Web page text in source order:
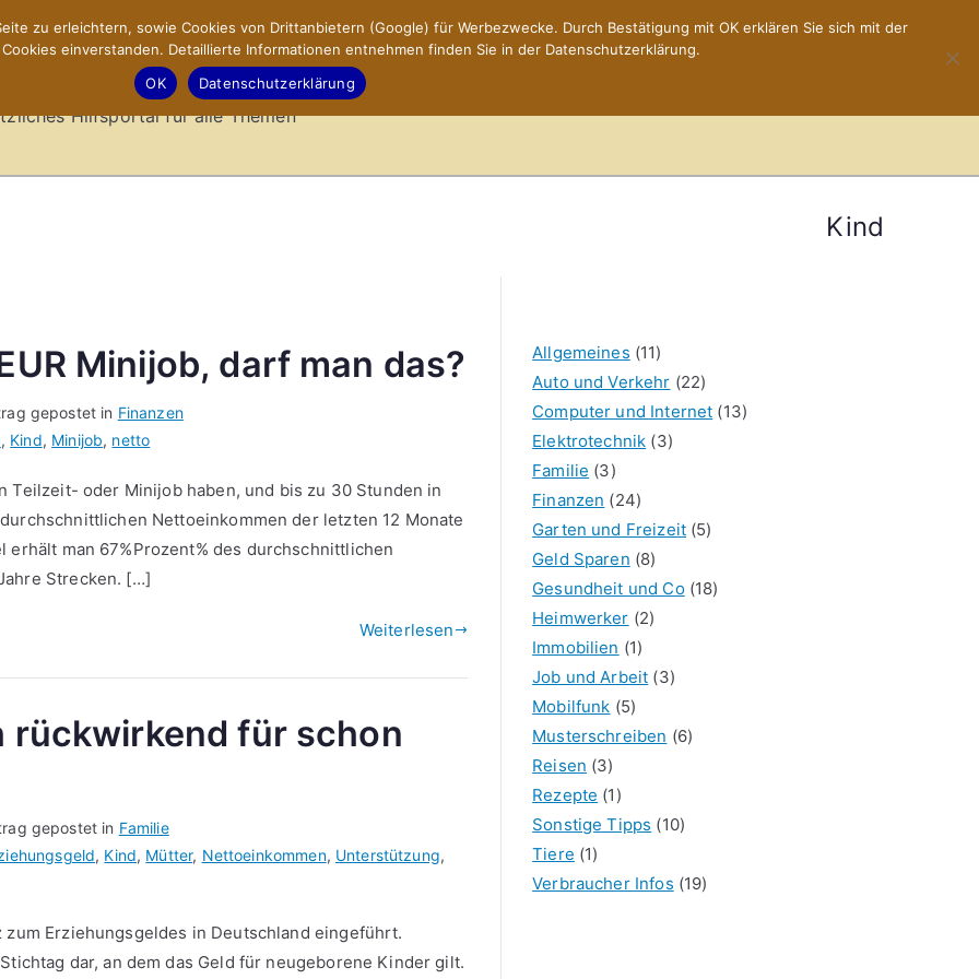
Sites.de – Hilfsportal
Hilfsportal für alle Themen
Kind
Minijob, darf man das?
gepostet in Finanzen
, Kind, Minijob, netto
Teilzeit- oder Minijob haben, und bis zu 30 Stunden in
Nettoeinkommen der letzten 12 Monate
man 67%Prozent% des durchschnittlichen
Strecken. […]
Weiterlesen
rückwirkend für schon
gepostet in Familie
, Kind, Mütter, Nettoeinkommen, Unterstützung,
zum Erziehungsgeldes in Deutschland eingeführt.
dar, an dem das Geld für neugeborene Kinder gilt.
Allgemeines (11)
Auto und Verkehr (22)
Computer und Internet (13)
Elektrotechnik (3)
Familie (3)
Finanzen (24)
Garten und Freizeit(5)
Geld Sparen (8)
Gesundheit und Co(18)
Heimwerker (2)
Immobilien (1)
Job und Arbeit (3)
Mobilfunk (5)
Musterschreiben (6)
Reisen (3)
Rezepte (1)
Sonstige Tipps (10)
Tiere (1)
Verbraucher Infos (19)
zu erleichtern, sowie Cookies von Drittanbietern (Google) für Werbezwecke. Durch Bestätigung mit OK erklären Sie sich mit der
einverstanden. Detaillierte Informationen entnehmen finden Sie in der Datenschutzerklärung.
OK
Datenschutzerklärung